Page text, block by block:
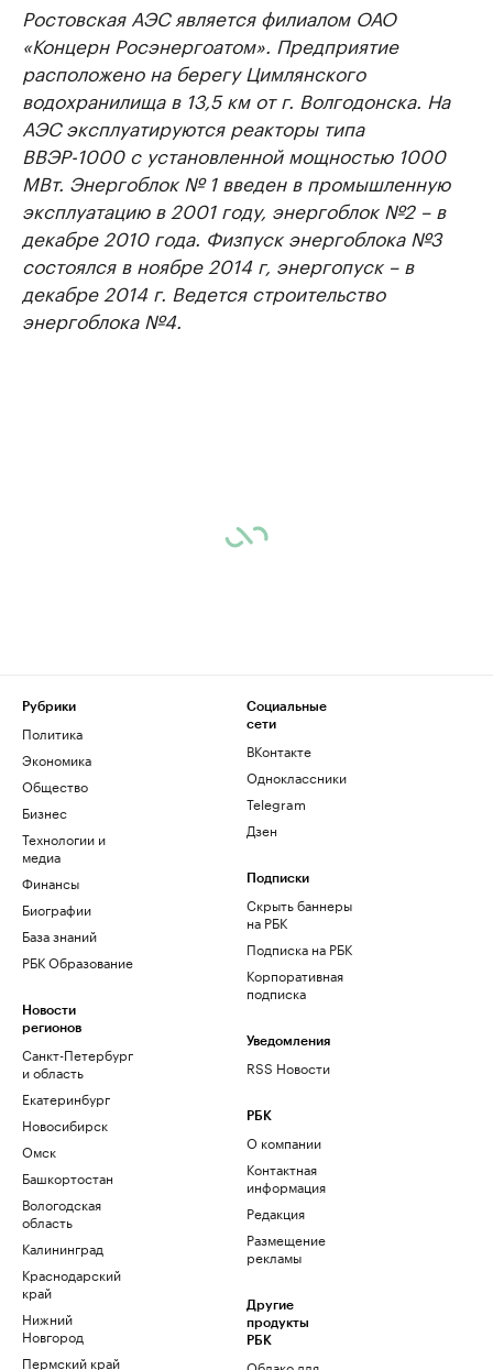
Ростовская АЭС является филиалом ОАО
«Концерн Росэнергоатом». Предприятие
расположено на берегу Цимлянского
водохранилища в 13,5 км от г. Волгодонска. На
АЭС эксплуатируются реакторы типа
ВВЭР-1000 с установленной мощностью 1000
МВт. Энергоблок № 1 введен в промышленную
эксплуатацию в 2001 году, энергоблок №2 – в
декабре 2010 года. Физпуск энергоблока №3
состоялся в ноябре 2014 г, энергопуск – в
декабре 2014 г. Ведется строительство
энергоблока №4.
Рубрики
Политика
Экономика
Общество
Бизнес
Технологии и
медиа
Финансы
Биографии
База знаний
РБК Образование
Новости
регионов
Санкт-Петербург
и область
Екатеринбург
Новосибирск
Омск
Башкортостан
Вологодская
область
Калининград
Краснодарский
край
Нижний
Новгород
Пермский край
Социальные
сети
ВКонтакте
Одноклассники
Telegram
Дзен
Подписки
Скрыть баннеры
на РБК
Подписка на РБК
Корпоративная
подписка
Уведомления
RSS Новости
РБК
О компании
Контактная
информация
Редакция
Размещение
рекламы
Другие
продукты
РБК